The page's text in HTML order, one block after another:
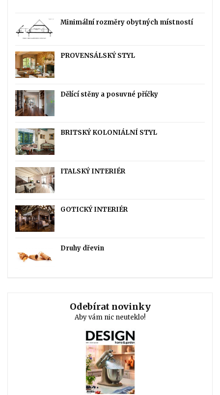
Minimální rozměry obytných místností
PROVENSÁLSKÝ STYL
Dělící stěny a posuvné příčky
BRITSKÝ KOLONIÁLNÍ STYL
ITALSKÝ INTERIÉR
GOTICKÝ INTERIÉR
Druhy dřevin
Odebírat novinky
Aby vám nic neuteklo!